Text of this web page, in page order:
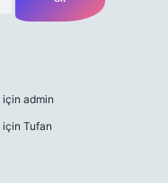
için admin
için Tufan